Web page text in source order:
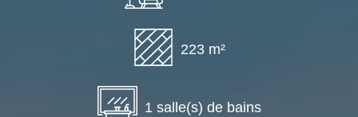
223 m²
1 salle(s) de bains